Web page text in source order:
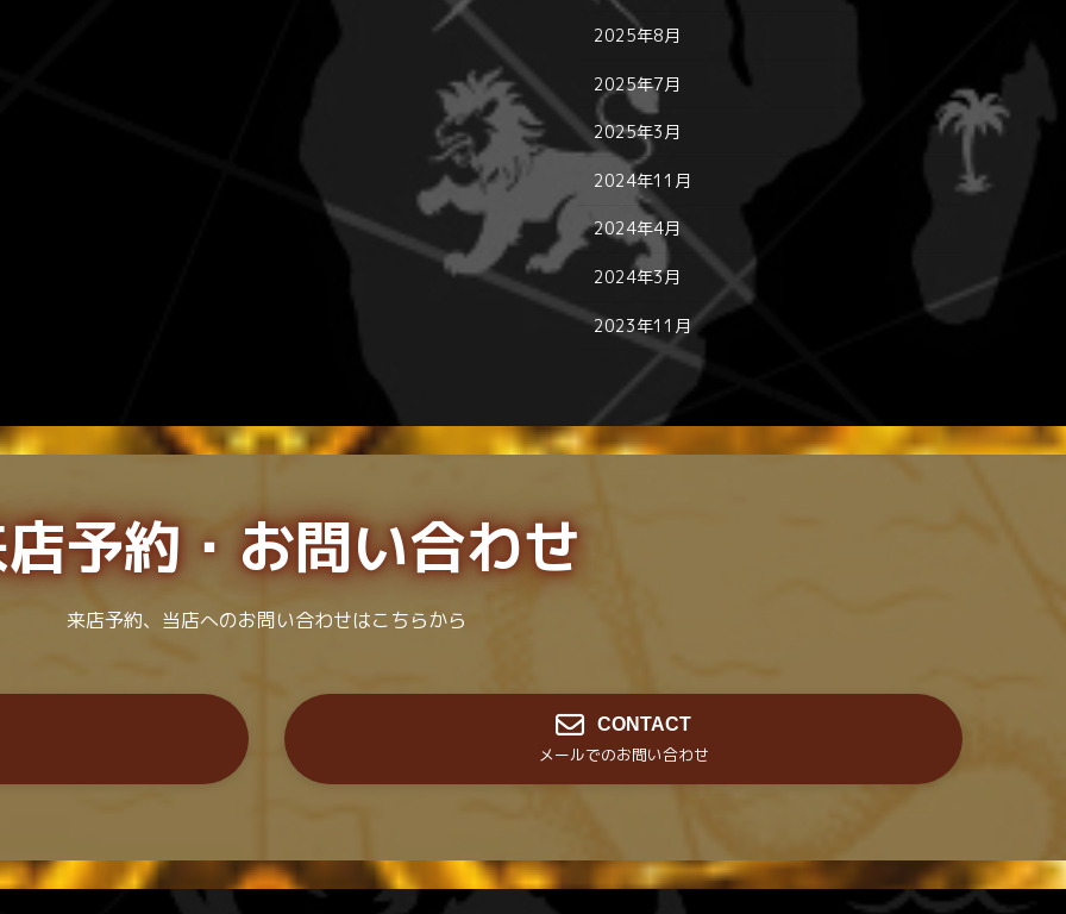
2025年8月
2025年7月
2025年3月
2024年11月
2024年4月
2024年3月
2023年11月
予約・ お問い合わせ
来店予約、当店へのお問い合わせはこちらから
CONTACT
メールでのお問い合わせ